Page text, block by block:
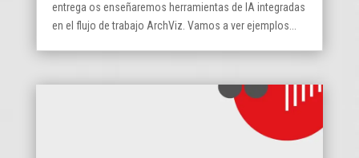
entrega os enseñaremos herramientas de IA integradas
en el flujo de trabajo ArchViz. Vamos a ver ejemplos...